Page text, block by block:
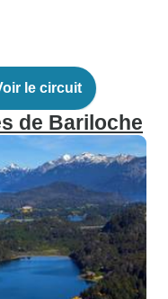
le circuit
de Bariloche